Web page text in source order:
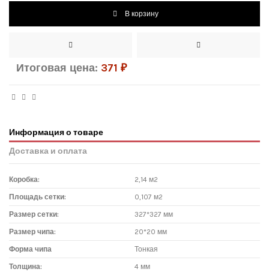
В корзину
Итоговая цена: 371 ₽
Информация о товаре
Доставка и оплата
Коробка: 2,14 м2
Площадь сетки: 0,107 м2
Размер сетки: 327*327 мм
Размер чипа: 20*20 мм
Форма чипа Тонкая
Толщина: 4 мм